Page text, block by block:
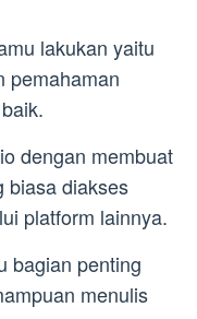
lakukan yaitu
pemahaman
dengan membuat
biasa diakses
platform lainnya.
bagian penting
menulis